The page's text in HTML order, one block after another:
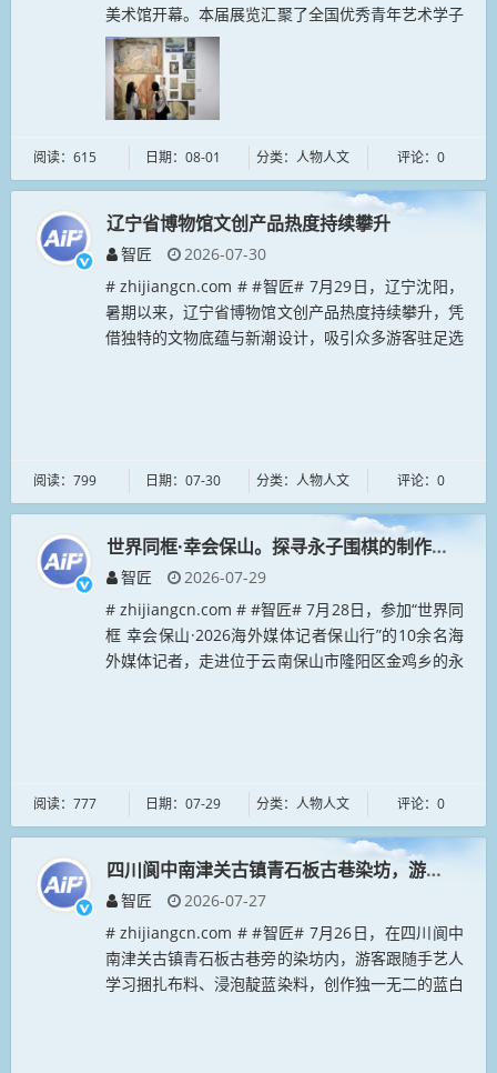
美术馆开幕。本届展览汇聚了全国优秀青年艺术学子
的年度创作成果，为这...
阅读：615 日期：08-01 分类：人物人文 评论：0
辽宁省博物馆文创产品热度持续攀升
智匠
2026-07-30
# zhijiangcn.com # #智匠# 7月29日，辽宁沈阳，
暑期以来，辽宁省博物馆文创产品热度持续攀升，凭
借独特的文物底蕴与新潮设计，吸引众多游客驻足选
阅读：799 日期：07-30 分类：人物人文 评论：0
世界同框·幸会保山。探寻永子围棋的制作技艺
智匠
2026-07-29
# zhijiangcn.com # #智匠# 7月28日，参加“世界同
框 幸会保山·2026海外媒体记者保山行”的10余名海
外媒体记者，走进位于云南保山市隆阳区金鸡乡的永
阅读：777 日期：07-29 分类：人物人文 评论：0
四川阆中南津关古镇青石板古巷染坊，游客体验
智匠
2026-07-27
# zhijiangcn.com # #智匠# 7月26日，在四川阆中
南津关古镇青石板古巷旁的染坊内，游客跟随手艺人
学习捆扎布料、浸泡靛蓝染料，创作独一无二的蓝白